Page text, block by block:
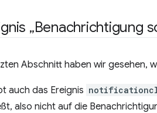
„Benachrichtigung
Abschnitt haben wir gesehen,
auch das Ereignis
also nicht auf die